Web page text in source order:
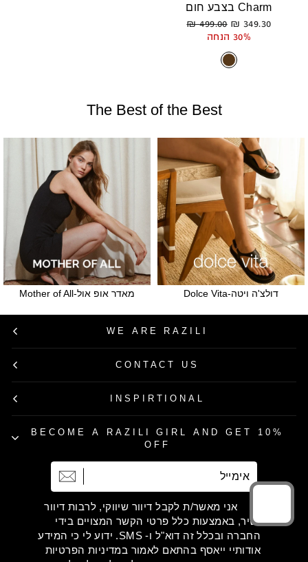
Charm בצבע חום
349.30 ₪
מחיר
רגיל
499.00 ₪
מחיר
30% הנחה
The Best of the Best
דולצ'ה ויטה-Dolce Vita מאדר אופ אול-Mother of All
WE ARE RAZILI
CONTACT US
INSPIRTIONAL
BECOME A RAZILI GIRL AND GET 10%
OFF
אני מאשר/ת לקבל דיוור שיווקי, לרבות דיוור
ישיר, באמצעות כלל פרטי הקשר המצויים בידי
החברה ובכלל זה דוא"ל ו- SMS. ידוע לי כי המידע
אודותיי ייאסף בהתאם לאמור במדיניות הפרטיות